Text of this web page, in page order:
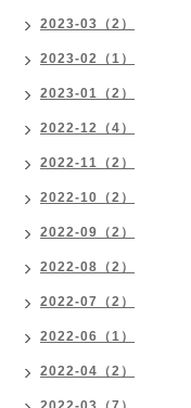
2023-03（2）
2023-02（1）
2023-01（2）
2022-12（4）
2022-11（2）
2022-10（2）
2022-09（2）
2022-08（2）
2022-07（2）
2022-06（1）
2022-04（2）